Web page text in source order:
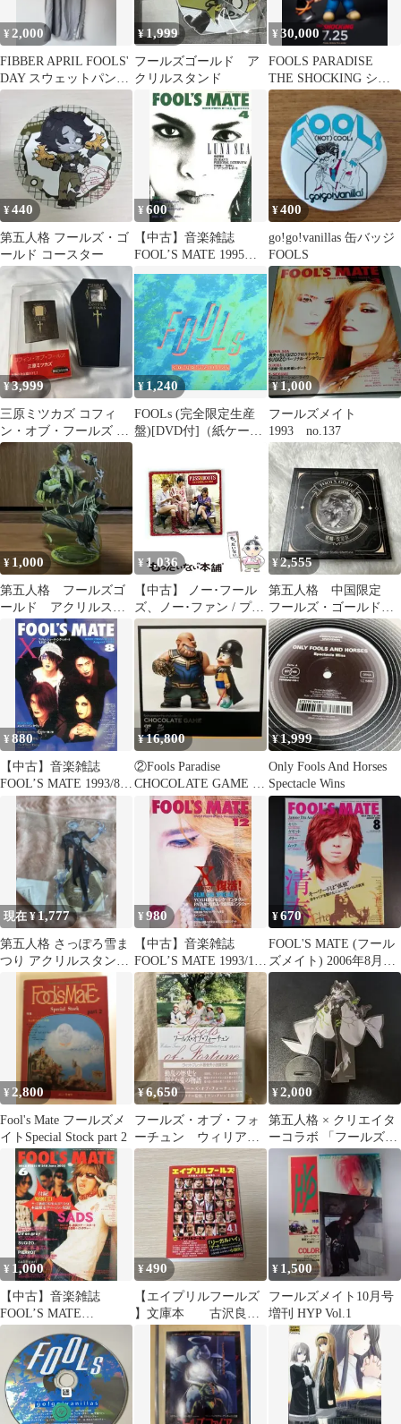
¥ 2,000
FIBBER APRIL FOOLS'
DAY スウェットパンツ
グレー
¥ 1,999
フールズゴールド ア
クリルスタンド
¥30,000
FOOLS PARADISE
THE SHOCKING シャ
イニング限定398体
¥440
第五人格 フールズ・ゴ
ールド コースター
¥600
【中古】音楽雑誌
FOOL’S MATE 1995年4
月号 No.162 フールズメ
イト
¥400
go!go!vanillas 缶バッジ
FOOLS
¥ 3,999
三原ミツカズ コフィ
ン・オブ・フールズ 着
せ替え人形カードBOX
¥1,240
FOOLs (完全限定生産
盤)[DVD付]（紙ケース
¥1,000
フールズメイト
1993 no.137
¥ 1,000
第五人格 フールズゴ
ールド アクリルスタ
ンド
¥ 1,036
【中古】 ノー･フール
ズ、ノー･ファン / プス
ンブーツ / ユニバーサ
ルミュージック
¥2,555
第五人格 中国限定
フールズ・ゴールド
記念メダル 特典
¥880
【中古】音楽雑誌
FOOL’S MATE 1993/8
No.142 フールズメイト
¥16,800
②Fools Paradise
CHOCOLATE GAME フ
ィギュア壊れあり
¥1,999
Only Fools And Horses
Spectacle Wins
現在 ¥1,777
第五人格 さっぽろ雪ま
つり アクリルスタンド
フールズ・ゴールド ノ
ートン
¥980
【中古】音楽雑誌
FOOL’S MATE 1993/12
No.146 フールズメイト
¥670
FOOL'S MATE (フール
ズメイト) 2006年8月号
清春 .
¥ 2,800
Fool's Mate フールズメ
イトSpecial Stock part 2
¥6,650
フールズ・オブ・フォ
ーチュン ウィリア
ム・トレヴァー 帯
付 初版 1992年
¥2,000
第五人格 × クリエイタ
ーコラボ 「フールズ・
ゴールド」
¥ 1,000
【中古】音楽雑誌
FOOL’S MATE
2002/6(CD1枚) No.248
フールズメイト
¥490
【エイプリルフールズ
】文庫本 古沢良太
（脚本）山本幸久（小
¥ 1,500
フールズメイト10月号
増刊 HYP Vol.1